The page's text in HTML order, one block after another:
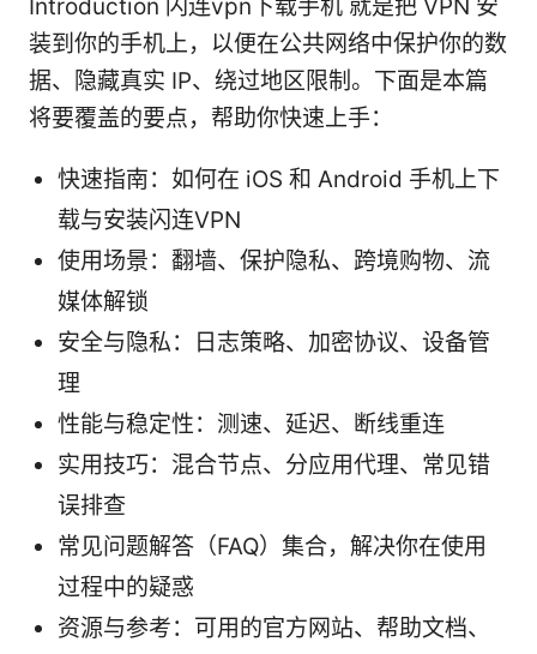
Introduction 闪连vpn下载手机 就是把 VPN 安
装到你的手机上，以便在公共网络中保护你的数
据、隐藏真实 IP、绕过地区限制。下面是本篇
将要覆盖的要点，帮助你快速上手：
快速指南：如何在 iOS 和 Android 手机上下
载与安装闪连VPN
使用场景：翻墙、保护隐私、跨境购物、流
媒体解锁
安全与隐私：日志策略、加密协议、设备管
理
性能与稳定性：测速、延迟、断线重连
实用技巧：混合节点、分应用代理、常见错
误排查
常见问题解答（FAQ）集合，解决你在使用
过程中的疑惑
资源与参考：可用的官方网站、帮助文档、